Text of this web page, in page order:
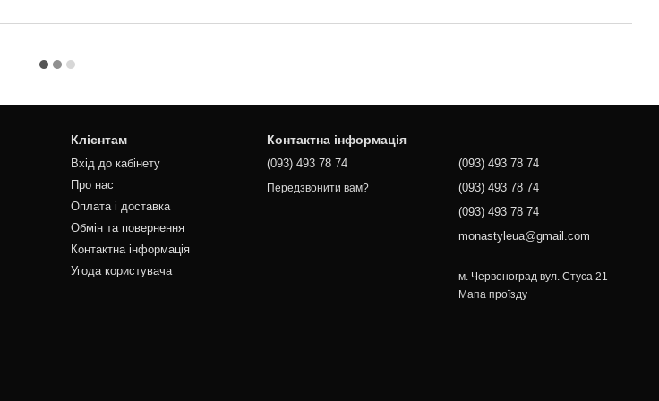
Клієнтам
Вхід до кабінету
Про нас
Оплата і доставка
Обмін та повернення
Контактна інформація
Угода користувача
Контактна інформація
(093) 493 78 74
Передзвонити вам?
(093) 493 78 74
(093) 493 78 74
(093) 493 78 74
monastyleua@gmail.com
м. Червоноград вул. Стуса 21
Мапа проїзду